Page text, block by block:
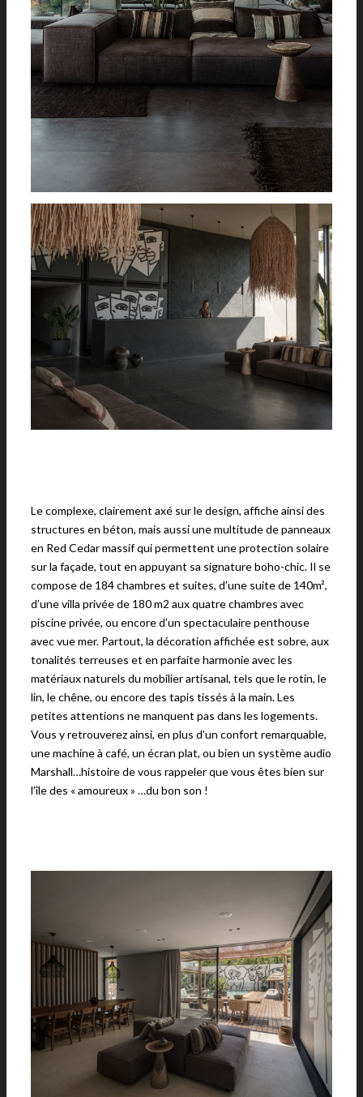
Le complexe, clairement axé sur le design, affiche ainsi des
structures en béton, mais aussi une multitude de panneaux
en Red Cedar massif qui permettent une protection solaire
sur la façade, tout en appuyant sa signature boho-chic. Il se
compose de 184 chambres et suites, d’une suite de 140m²,
d’une villa privée de 180 m2 aux quatre chambres avec
piscine privée, ou encore d’un spectaculaire penthouse
avec vue mer. Partout, la décoration affichée est sobre, aux
tonalités terreuses et en parfaite harmonie avec les
matériaux naturels du mobilier artisanal, tels que le rotin, le
lin, le chêne, ou encore des tapis tissés à la main. Les
petites attentions ne manquent pas dans les logements.
Vous y retrouverez ainsi, en plus d’un confort remarquable,
une machine à café, un écran plat, ou bien un système audio
Marshall…histoire de vous rappeler que vous êtes bien sur
l’île des « amoureux » …du bon son !